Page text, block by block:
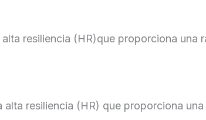
resiliencia (HR)que proporciona una
resiliencia (HR) que proporciona